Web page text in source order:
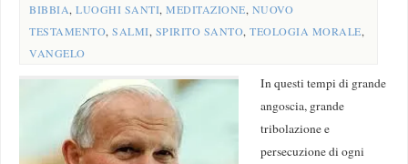
BIBBIA,LUOGHI SANTI,MEDITAZIONE, NUOVO
TESTAMENTO,SALMI, SPIRITO SANTO,TEOLOGIA MORALE,
VANGELO
In questi tempi di grande
angoscia, grande
tribolazione e
persecuzione di ogni